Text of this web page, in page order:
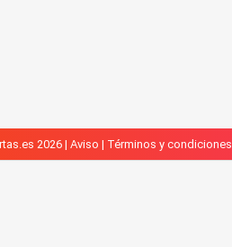
2026 | Aviso | Términos y condiciones